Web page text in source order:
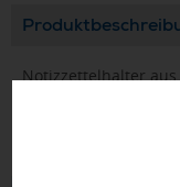
Notizzettelhalter
Haftnotizen und 4